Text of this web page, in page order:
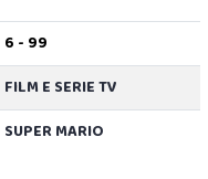
6 - 99
FILM E SERIE TV
SUPER MARIO